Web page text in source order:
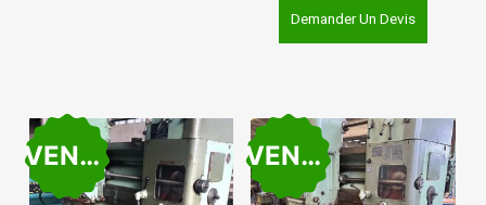
Demander Un Devis
VENDU VENDU